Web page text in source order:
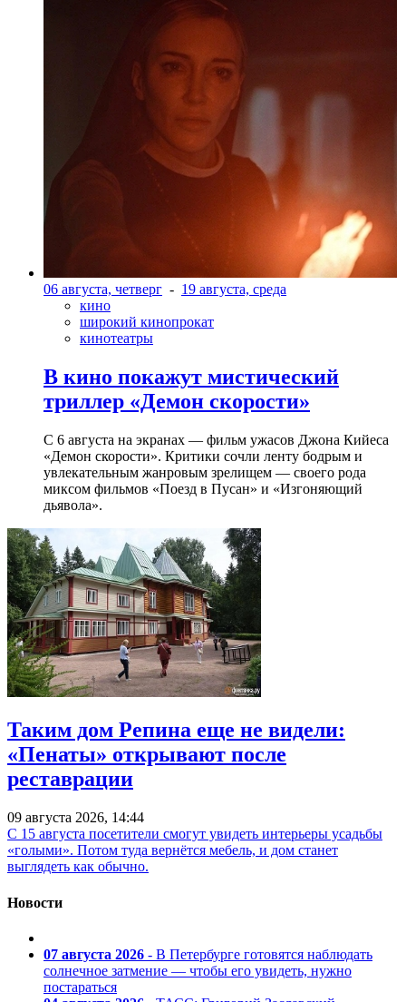
06 августа, четверг - 19 августа, среда
кино
широкий кинопрокат
кинотеатры
В кино покажут мистический
триллер «Демон скорости»
С 6 августа на экранах — фильм ужасов Джона Кийеса
«Демон скорости». Критики сочли ленту бодрым и
увлекательным жанровым зрелищeм — своего рода
миксом фильмов «Поезд в Пусан» и «Изгоняющий
дьявола».
Таким дом Репина еще не видели:
«Пенаты» открывают после
реставрации
09 августа 2026, 14:44
С 15 августа посетители смогут увидеть интерьеры усадьбы
«голыми». Потом туда вернётся мебель, и дом станет
выглядеть как обычно.
Новости
07 августа 2026 - В Петербурге готовятся наблюдать
солнечное затмение — чтобы его увидеть, нужно
постараться